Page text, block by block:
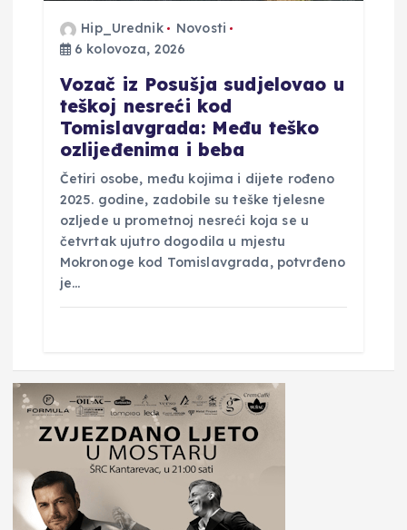
Hip_Urednik
Novosti
6 kolovoza, 2026
Vozač iz Posušja sudjelovao u
teškoj nesreći kod
Tomislavgrada: Među teško
ozlijeđenima i beba
Četiri osobe, među kojima i dijete rođeno
2025. godine, zadobile su teške tjelesne
ozljede u prometnoj nesreći koja se u
četvrtak ujutro dogodila u mjestu
Mokronoge kod Tomislavgrada, potvrđeno
je…